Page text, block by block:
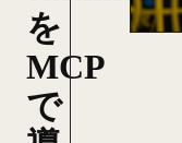
を
MCP
で